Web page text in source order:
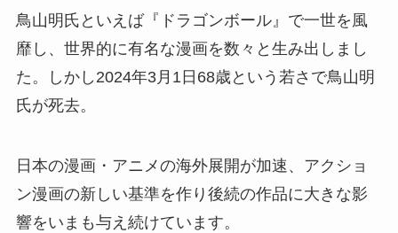
鳥山明氏といえば『ドラゴンボール』で一世を風
靡し、世界的に有名な漫画を数々と生み出しまし
た。しかし2024年3月1日68歳という若さで鳥山明
氏が死去。
日本の漫画・アニメの海外展開が加速、アクショ
ン漫画の新しい基準を作り後続の作品に大きな影
響をいまも与え続けています。